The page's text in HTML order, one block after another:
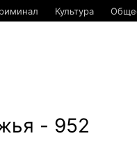
Культура
- 952